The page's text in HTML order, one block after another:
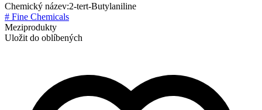
Chemický název:2-tert-Butylaniline
# Fine Chemicals
Meziprodukty
Uložit do oblíbených